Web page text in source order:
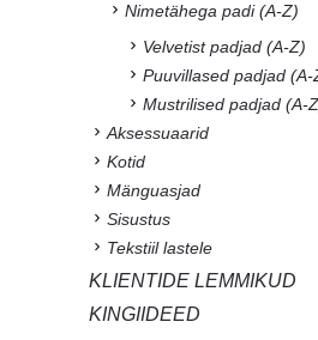
Nimetähega padi (A-Z)
Velvetist padjad (A-Z)
Puuvillased padjad (A-
Mustrilised padjad (A-
Aksessuaarid
Kotid
Mänguasjad
Sisustus
Tekstiil lastele
KLIENTIDE LEMMIKUD
KINGIIDEED